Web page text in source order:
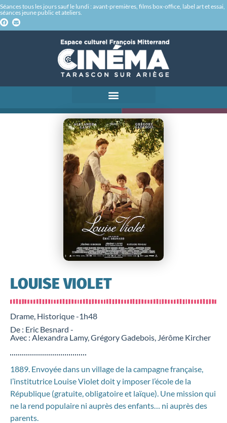
Séances tous les jours sauf le lundi : avant-premières, films box-office, label art et essai,
séances jeune public et ateliers.
LOUISE VIOLET
Drame, Historique -1h48
De : Eric Besnard -
Avec : Alexandra Lamy, Grégory Gadebois, Jérôme Kircher
1889. Envoyée dans un village de la campagne française,
l’institutrice Louise Violet doit y imposer l’école de la
République (gratuite, obligatoire et laïque). Une mission qui
ne la rend populaire ni auprès des enfants… ni auprès des
parents.